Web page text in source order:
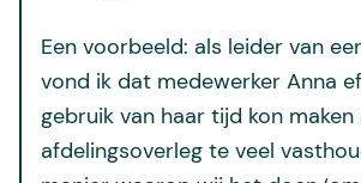
Een voorbeeld: als leider van
vond ik dat medewerker Anna
gebruik van haar tijd kon
afdelingsoverleg te veel